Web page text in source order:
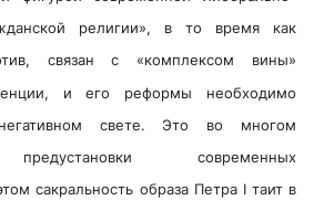
религии», в то время как
связан с «комплексом вины»
и его реформы необходимо
свете. Это во многом
предустановки современных
сакральность образа Петра I таит в